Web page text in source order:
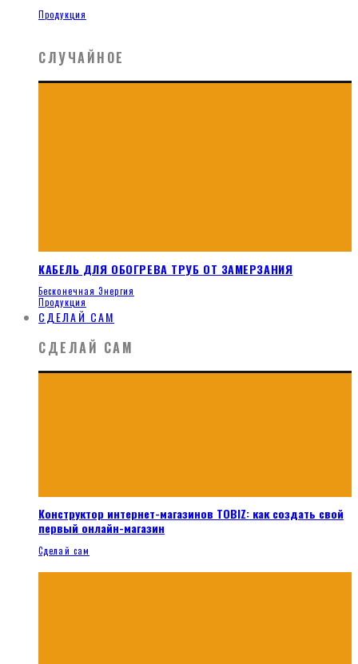
Продукция
СЛУЧАЙНОЕ
КАБЕЛЬ ДЛЯ ОБОГРЕВА ТРУБ ОТ ЗАМЕРЗАНИЯ
Бесконечная Энергия
Продукция
СДЕЛАЙ САМ
СДЕЛАЙ САМ
Конструктор интернет-магазинов TOBIZ: как создать свой
первый онлайн-магазин
Сделай сам